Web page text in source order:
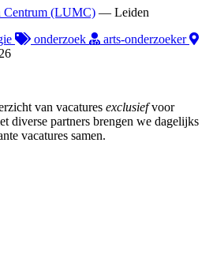
Centrum (LUMC) — Leiden
onderzoek
arts-onderzoeker
van vacatures exclusiefvoor
diverse partners brengen we dagelijks
vacatures samen.